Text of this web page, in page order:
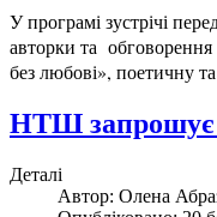
У програмі зустрічі
авторки та
без любові», поетичну
НТШ запрошує
Деталі
Автор: Олена